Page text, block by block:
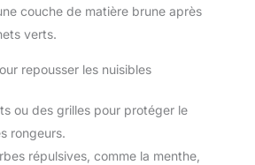
couche de matière brune après
verts.
repousser les nuisibles
ou des grilles pour protéger le
rongeurs.
répulsives, comme la menthe,